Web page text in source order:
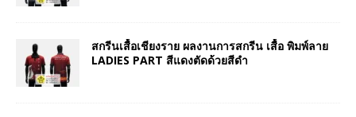
สกรีนเสื้อเชียงราย ผลงานการสกรีน เสื้อ พิมพ์ลาย
LADIES PART สีแดงตัดด้วยสีดำ